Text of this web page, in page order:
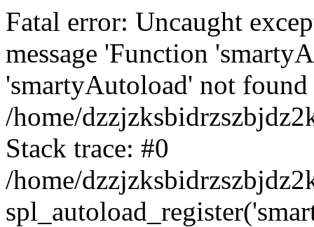
Fatal error: Uncaught
message 'Function
'smartyAutoload' not
/home/
Stack trace: #0
/home/